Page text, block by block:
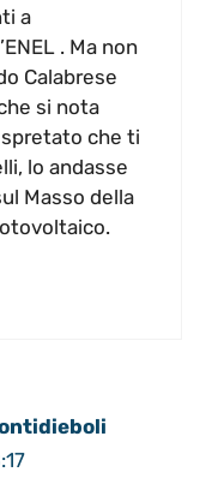
a
. Ma non
Calabrese
si nota
che ti
lo andasse
Masso della